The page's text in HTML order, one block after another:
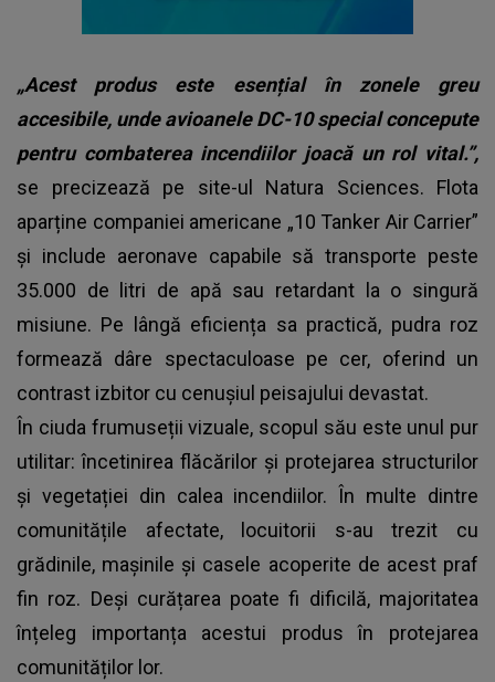
„Acest produs este esențial în zonele greu
accesibile, unde avioanele DC-10 special concepute
pentru combaterea incendiilor joacă un rol vital.”,
se precizează pe site-ul Natura Sciences. Flota
aparține companiei americane „10 Tanker Air Carrier”
și include aeronave capabile să transporte peste
35.000 de litri de apă sau retardant la o singură
misiune. Pe lângă eficiența sa practică, pudra roz
formează dâre spectaculoase pe cer, oferind un
contrast izbitor cu cenușiul peisajului devastat.
În ciuda frumuseții vizuale, scopul său este unul pur
utilitar: încetinirea flăcărilor și protejarea structurilor
și vegetației din calea incendiilor. În multe dintre
comunitățile afectate, locuitorii s-au trezit cu
grădinile, mașinile și casele acoperite de acest praf
fin roz. Deși curățarea poate fi dificilă, majoritatea
înțeleg importanța acestui produs în protejarea
comunităților lor.